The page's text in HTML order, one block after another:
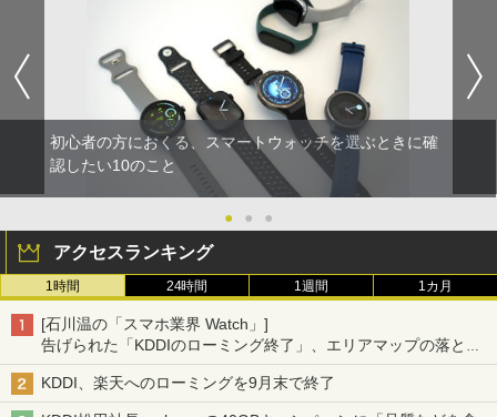
初心者の方におくる、スマートウォッチを選ぶときに確
認したい10のこと
● ● ●
アクセスランキング
1時間 24時間 1週間 1カ月
[石川温の「スマホ業界 Watch」]
告げられた「KDDIのローミング終了」、エリアマップの落とし
穴と楽天モバイルの課題
KDDI、楽天へのローミングを9月末で終了